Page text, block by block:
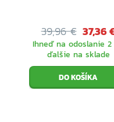
jednoducho a
pripevniť akékoľvek
sonda sonaru, držiak
sonaru, držiaky na
39,96 € 37,36
Ihneď na odoslanie 2
ďalšie na sklade